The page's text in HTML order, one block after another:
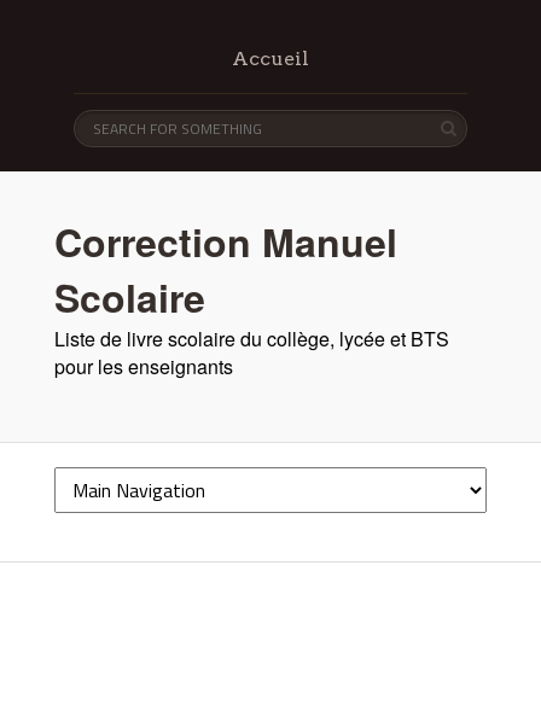
Accueil
Correction Manuel
Scolaire
Liste de livre scolaire du collège, lycée et BTS
pour les enseignants